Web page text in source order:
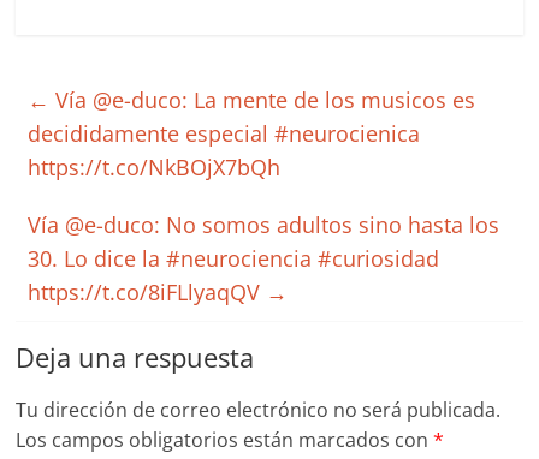
← Vía @e-duco: La mente de los musicos es
decididamente especial #neurocienica
https://t.co/NkBOjX7bQh
Vía @e-duco: No somos adultos sino hasta los
30. Lo dice la #neurociencia #curiosidad
https://t.co/8iFLlyaqQV →
Deja una respuesta
Tu dirección de correo electrónico no será publicada.
Los campos obligatorios están marcados con*